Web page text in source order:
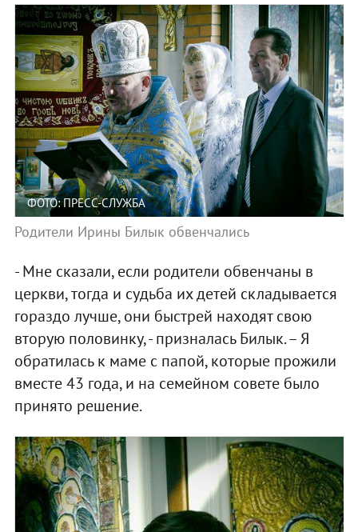
ФОТО: ПРЕСС-СЛУЖБА
Родители Ирины Билык обвенчались
- Мне сказали, если родители обвенчаны в
церкви, тогда и судьба их детей складывается
гораздо лучше, они быстрей находят свою
вторую половинку, - призналась Билык. – Я
обратилась к маме с папой, которые прожили
вместе 43 года, и на семейном совете было
принято решение.